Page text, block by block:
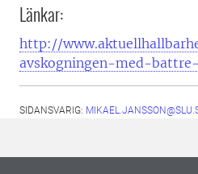
Länkar:
http://
avskogningen-med-
SIDANSVARIG: